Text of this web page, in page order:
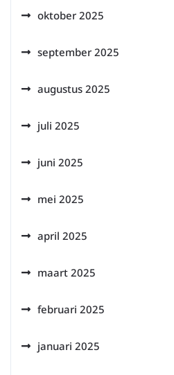
oktober 2025
september 2025
augustus 2025
juli 2025
juni 2025
mei 2025
april 2025
maart 2025
februari 2025
januari 2025